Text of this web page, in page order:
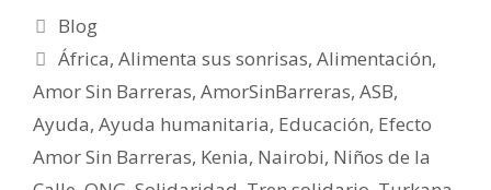
Blog
África,Alimenta sus sonrisas,Alimentación,
Amor Sin Barreras, AmorSinBarreras, ASB,
Ayuda, Ayuda humanitaria, Educación, Efecto
Amor Sin Barreras, Kenia, Nairobi, Niños de la